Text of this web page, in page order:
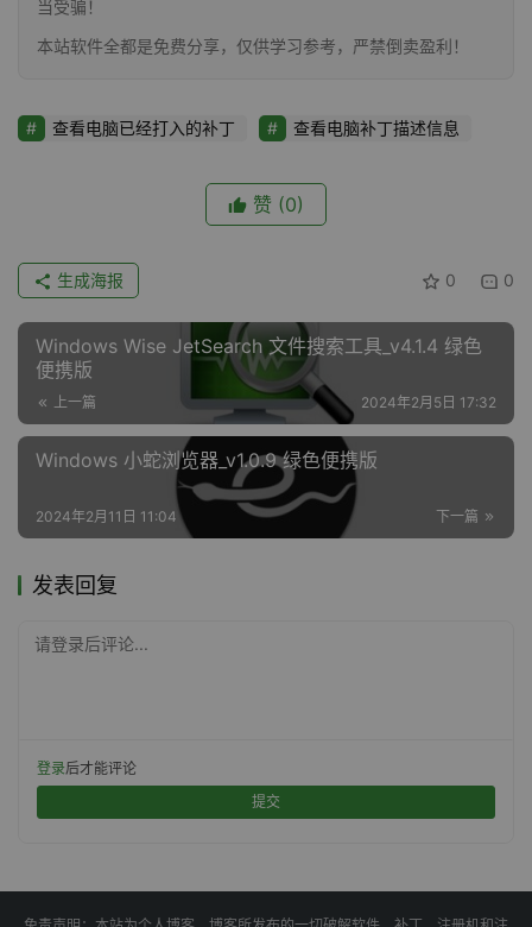
当受骗！
本站软件全都是免费分享，仅供学习参考，严禁倒卖盈利！
查看电脑已经打入的补丁 查看电脑补丁描述信息
赞 (0)
0 0
生成海报
Windows Wise JetSearch 文件搜索工具_v4.1.4 绿色
便携版
上一篇 2024年2月5日 17:32
Windows 小蛇浏览器_v1.0.9 绿色便携版
下一篇
2024年2月11日 11:04
发表回复
请登录后评论...
登录后才能评论
提交